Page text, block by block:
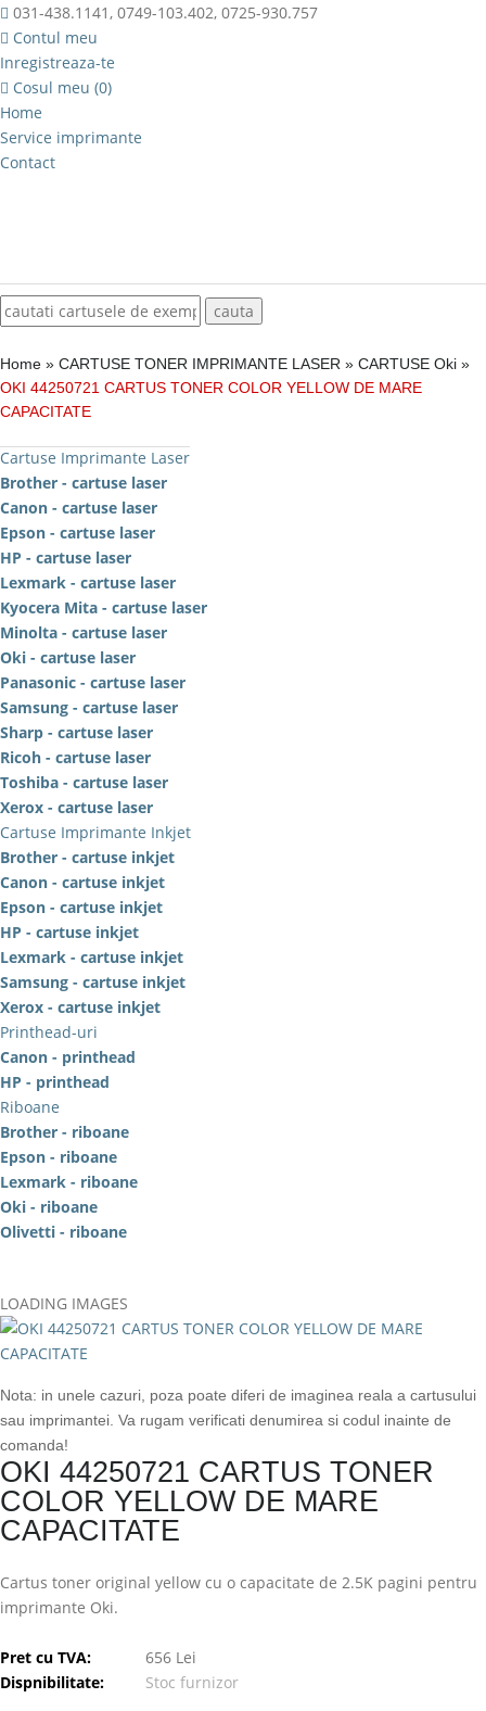
031-438.1141, 0749-103.402, 0725-930.757
Contul meu
Inregistreaza-te
Cosul meu (0)
Home
Service imprimante
Contact
Home » CARTUSE TONER IMPRIMANTE LASER » CARTUSE Oki »
OKI 44250721 CARTUS TONER COLOR YELLOW DE MARE
CAPACITATE
Cartuse Imprimante Laser
Brother - cartuse laser
Canon - cartuse laser
Epson - cartuse laser
HP - cartuse laser
Lexmark - cartuse laser
Kyocera Mita - cartuse laser
Minolta - cartuse laser
Oki - cartuse laser
Panasonic - cartuse laser
Samsung - cartuse laser
Sharp - cartuse laser
Ricoh - cartuse laser
Toshiba - cartuse laser
Xerox - cartuse laser
Cartuse Imprimante Inkjet
Brother - cartuse inkjet
Canon - cartuse inkjet
Epson - cartuse inkjet
HP - cartuse inkjet
Lexmark - cartuse inkjet
Samsung - cartuse inkjet
Xerox - cartuse inkjet
Printhead-uri
Canon - printhead
HP - printhead
Riboane
Brother - riboane
Epson - riboane
Lexmark - riboane
Oki - riboane
Olivetti - riboane
LOADING IMAGES
Nota: in unele cazuri, poza poate diferi de imaginea reala a cartusului
sau imprimantei. Va rugam verificati denumirea si codul inainte de
comanda!
OKI 44250721 CARTUS TONER
COLOR YELLOW DE MARE
CAPACITATE
Cartus toner original yellow cu o capacitate de 2.5K pagini pentru
imprimante Oki.
Pret cu TVA:
656 Lei
Dispnibilitate:
Stoc furnizor